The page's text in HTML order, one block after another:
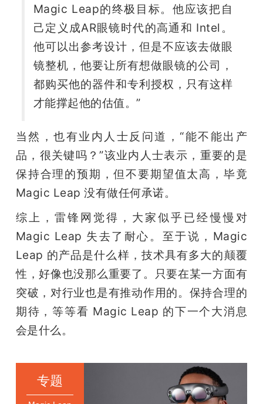
Magic Leap的终极目标。他应该把自
己定义成AR眼镜时代的高通和 Intel。
他可以出参考设计，但是不应该去做眼
镜整机，他要让所有想做眼镜的公司，
都购买他的器件和专利授权，只有这样
才能撑起他的估值。”
当然，也有业内人士反问道，“能不能出产
品，很关键吗？”该业内人士表示，重要的是
保持合理的预期，但不要期望值太高，毕竟
Magic Leap 没有做任何承诺。
综上，雷锋网觉得，大家似乎已经慢慢对
Magic Leap 失去了耐心。至于说，Magic
Leap 的产品是什么样，技术具有多大的颠覆
性，好像也没那么重要了。只要在某一方面有
突破，对行业也是有推动作用的。保持合理的
期待，等等看 Magic Leap 的下一个大消息
会是什么。
专题